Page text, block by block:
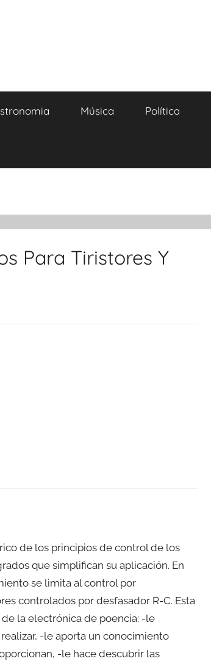
Música Política
Para Tiristores Y
de los principios de control de los
que simplifican su aplicación. En
se limita al control por
controlados por desfasador R-C. Esta
la electrónica de poencia: -le
-le aporta un conocimiento
-le hace descubrir las